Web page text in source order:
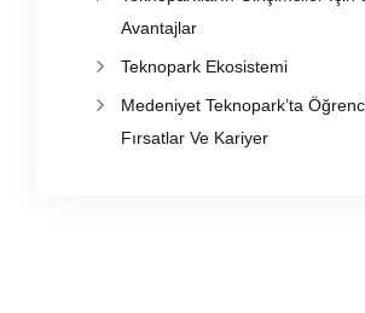
Avantajlar
Teknopark Ekosistemi
Medeniyet Teknopark’ta
Fırsatlar Ve Kariyer